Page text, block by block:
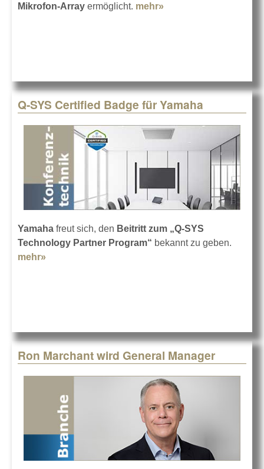
Mikrofon-Array ermöglicht. mehr»
Q-SYS Certified Badge für Yamaha
Yamaha freut sich, den Beitritt zum „Q-SYS
Technology Partner Program“ bekannt zu geben.
mehr»
Ron Marchant wird General Manager